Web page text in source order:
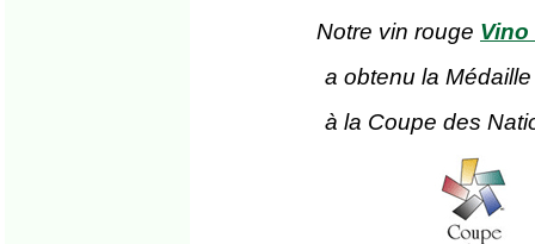
Notre vin rouge Vino
a obtenu la
à la Coupe des